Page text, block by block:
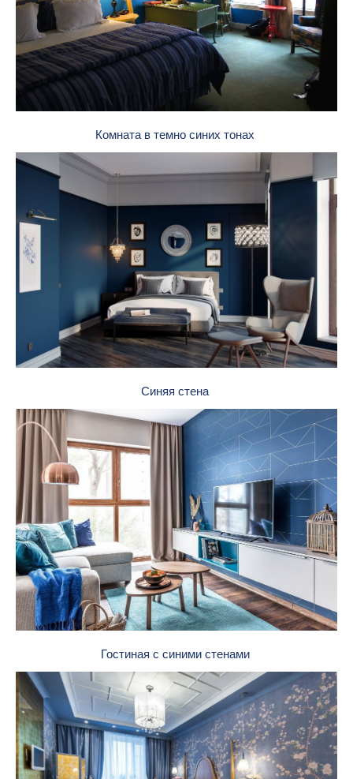
Комната в темно синих тонах
Синяя стена
Гостиная с синими стенами